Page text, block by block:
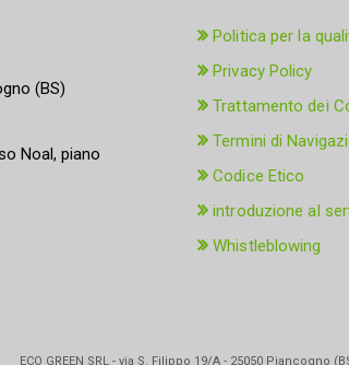
(BS)
Noal, piano
Politica per la
Privacy Policy
Trattamento dei
Termini di
Codice Etico
introduzione al
Whistleblowing
ECO GREEN SRL - via S. Filippo 19/A - 25050 Piancogno